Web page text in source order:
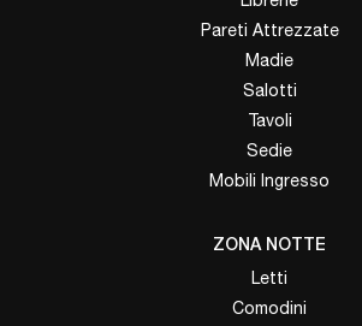
Pareti Attrezzate
Madie
Salotti
Tavoli
Sedie
Mobili Ingresso
ZONA NOTTE
Letti
Comodini